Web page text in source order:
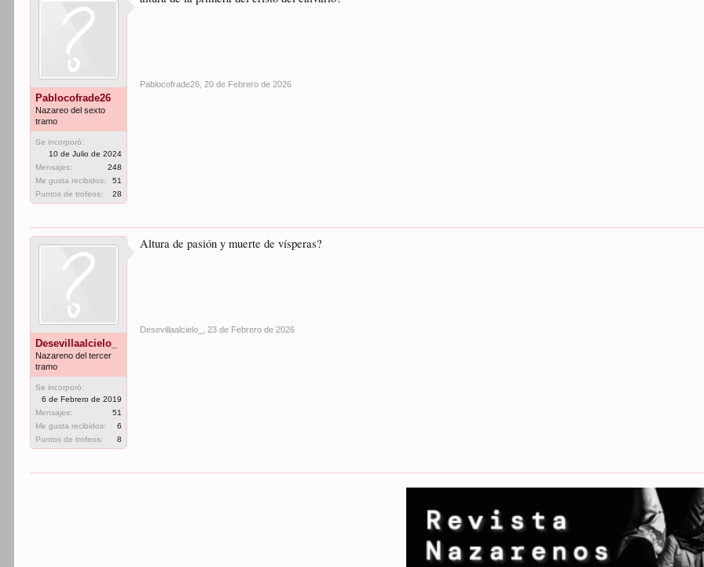
Pablocofrade26
Nazareo del sexto
tramo
Se incorporó:
10 de Julio de 2024
Mensajes:
248
Me gusta recibidos:
51
Puntos de trofeos:
28
Pablocofrade26 20 de Febrero de 2026
Desevillaalcielo_
Nazareno del tercer
tramo
Se incorporó:
6 de Febrero de 2019
Mensajes:
51
Me gusta recibidos:
6
Puntos de trofeos:
8
Altura de pasión y muerte de vísperas?
Desevillaalcielo_ 23 de Febrero de 2026